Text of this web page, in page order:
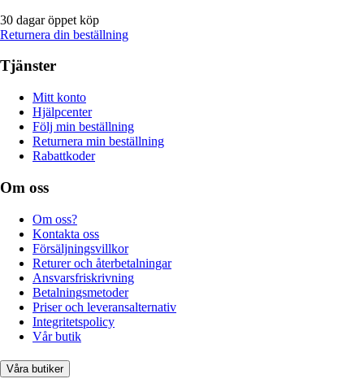
30 dagar öppet köp
Returnera din beställning
Tjänster
Mitt konto
Hjälpcenter
Följ min beställning
Returnera min beställning
Rabattkoder
Om oss
Om oss?
Kontakta oss
Försäljningsvillkor
Returer och återbetalningar
Ansvarsfriskrivning
Betalningsmetoder
Priser och leveransalternativ
Integritetspolicy
Vår butik
Våra butiker